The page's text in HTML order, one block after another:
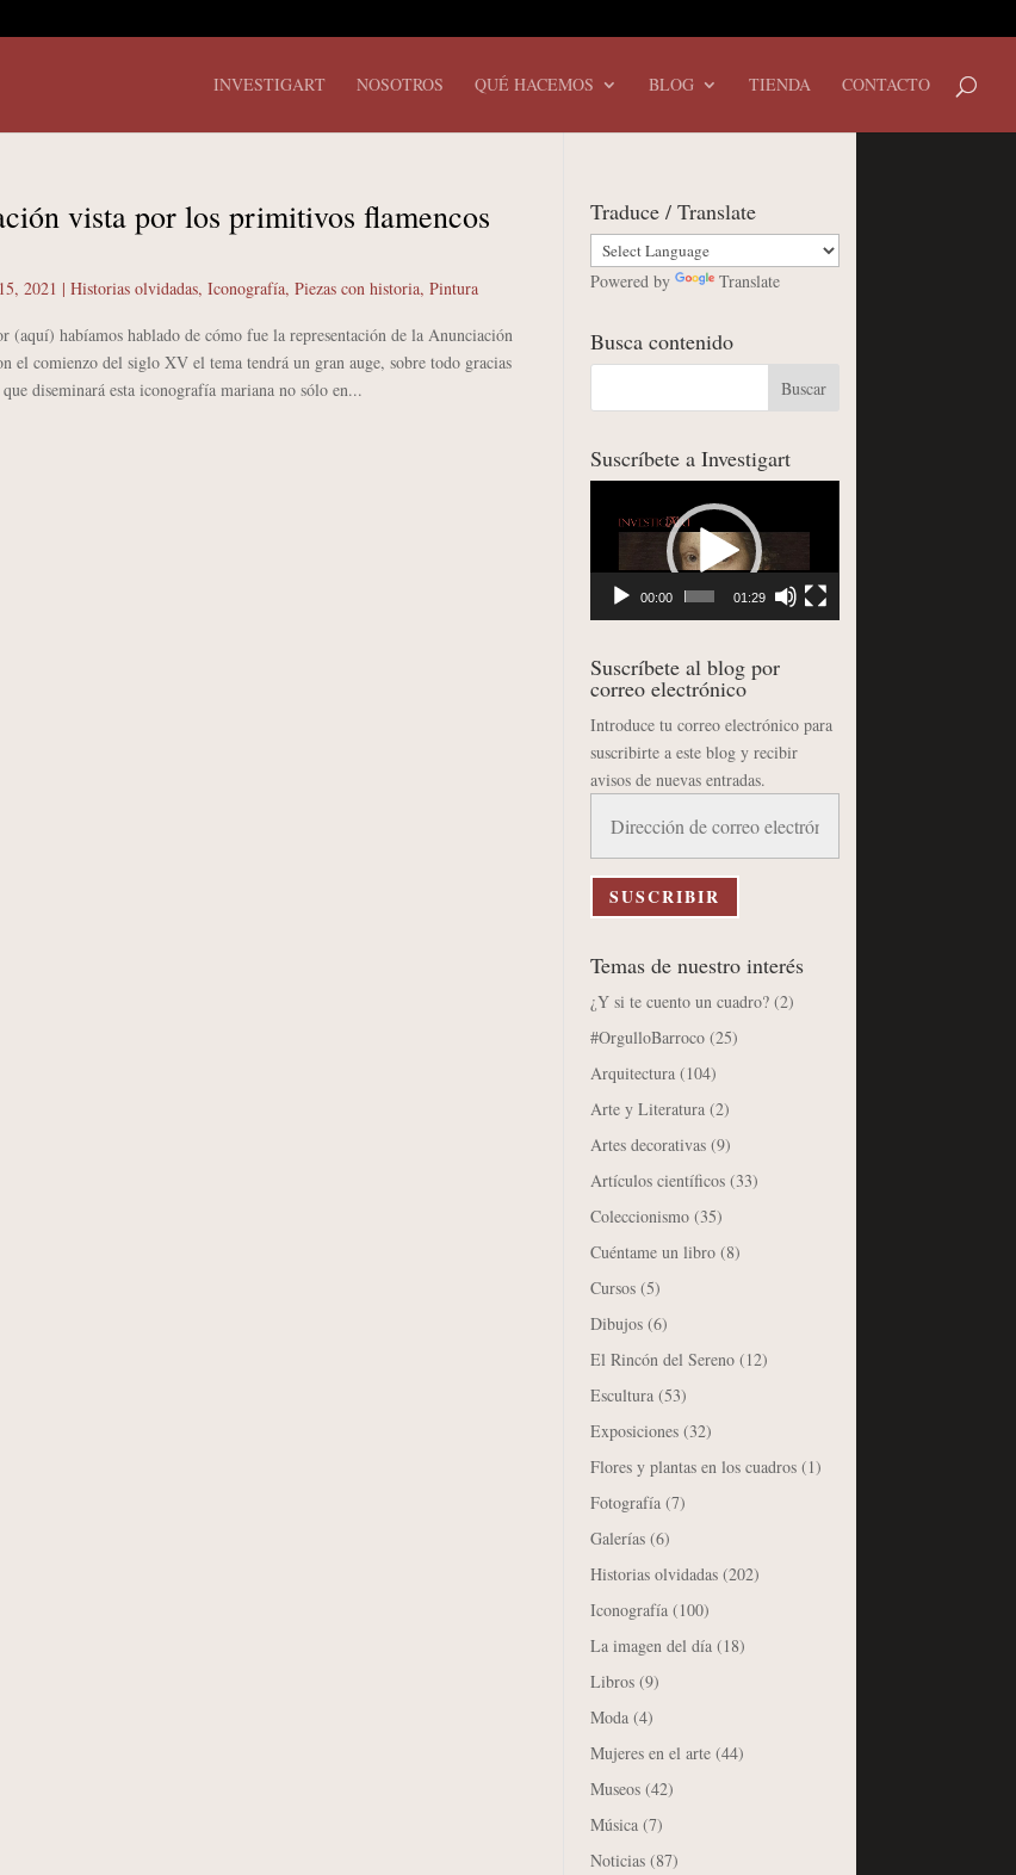
INVESTIGART NOSOTROS QUÉ HACEMOS BLOG TIENDA CONTACTO
vista por los primitivos flamencos
2021 | Historias olvidadas, Iconografía, Piezas con historia, Pintura
(aquí) habíamos hablado de cómo fue la representación de la Anunciación
el comienzo del siglo XV el tema tendrá un gran auge, sobre todo gracias
diseminará esta iconografía mariana no sólo en...
Traduce / Translate
Powered by Translate
Busca contenido
Suscríbete a Investigart
00:00 01:29
Suscríbete al blog por
correo electrónico
Introduce tu correo electrónico para
suscribirte a este blog y recibir
avisos de nuevas entradas.
correo
electrónico
SUSCRIBIR
Temas de nuestro interés
¿Y si te cuento un cuadro? (2)
#OrgulloBarroco (25)
Arquitectura (104)
Arte y Literatura (2)
Artes decorativas (9)
Artículos científicos (33)
Coleccionismo (35)
Cuéntame un libro (8)
Cursos (5)
Dibujos (6)
El Rincón del Sereno (12)
Escultura (53)
Exposiciones (32)
Flores y plantas en los cuadros (1)
Fotografía (7)
Galerías (6)
Historias olvidadas (202)
Iconografía (100)
La imagen del día (18)
Libros (9)
Moda (4)
Mujeres en el arte (44)
Museos (42)
Música (7)
Noticias (87)